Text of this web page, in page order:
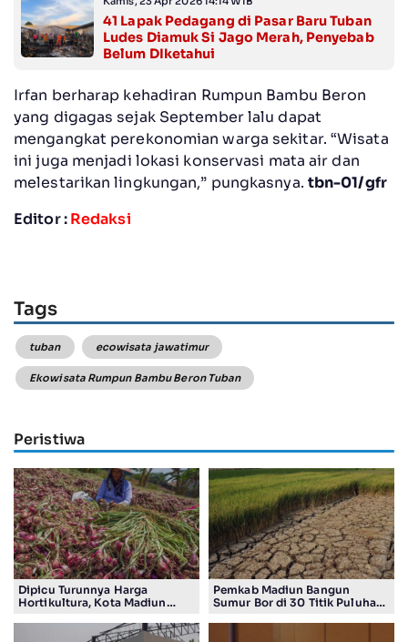
41 Lapak Pedagang di Pasar Baru Tuban
Ludes Diamuk Si Jago Merah, Penyebab
Belum DIketahui
Irfan berharap kehadiran Rumpun Bambu Beron
yang digagas sejak September lalu dapat
mengangkat perekonomian warga sekitar. “Wisata
ini juga menjadi lokasi konservasi mata air dan
melestarikan lingkungan,” pungkasnya. tbn-01/gfr
Editor :Redaksi
Tags
tuban ecowisata jawatimur
Ekowisata Rumpun Bambu Beron Tuban
Peristiwa
Dipicu Turunnya Harga
Hortikultura, Kota Madiun
Pemkab Madiun Bangun
Sumur Bor di 30 Titik Puluhan